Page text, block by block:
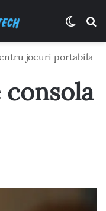
jocuri portabila